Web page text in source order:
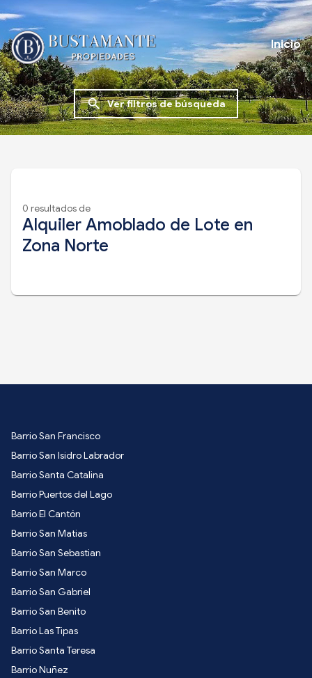
Inicio
search Ver filtros de búsqueda
0 resultados de
Alquiler Amoblado de Lote en
Zona Norte
Barrio San Francisco
Barrio San Isidro Labrador
Barrio Santa Catalina
Barrio Puertos del Lago
Barrio El Cantón
Barrio San Matias
Barrio San Sebastian
Barrio San Marco
Barrio San Gabriel
Barrio San Benito
Barrio Las Tipas
Barrio Santa Teresa
Barrio Nuñez